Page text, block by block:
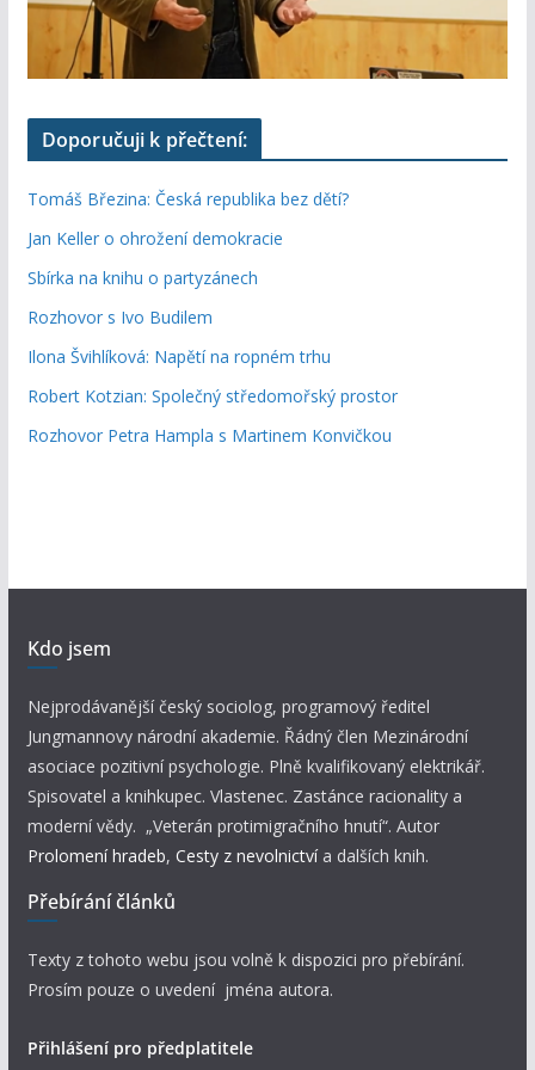
Doporučuji k přečtení:
Tomáš Březina: Česká republika bez dětí?
Jan Keller o ohrožení demokracie
Sbírka na knihu o partyzánech
Rozhovor s Ivo Budilem
Ilona Švihlíková: Napětí na ropném trhu
Robert Kotzian: Společný středomořský prostor
Rozhovor Petra Hampla s Martinem Konvičkou
Kdo jsem
Nejprodávanější český sociolog, programový ředitel
Jungmannovy národní akademie. Řádný člen Mezinárodní
asociace pozitivní psychologie. Plně kvalifikovaný elektrikář.
Spisovatel a knihkupec. Vlastenec. Zastánce racionality a
moderní vědy. „Veterán protimigračního hnutí“. Autor
Prolomení hradeb, Cesty z nevolnictví a dalších knih.
Přebírání článků
Texty z tohoto webu jsou volně k dispozici pro přebírání.
Prosím pouze o uvedení jména autora.
Přihlášení pro předplatitele